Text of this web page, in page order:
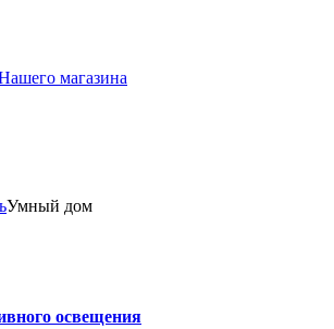
магазина
Умный дом
освещения